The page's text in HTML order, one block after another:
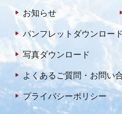
お知らせ
パンフレットダウンロード
写真ダウンロード
よくあるご質問・お問い
プライバシーポリシー